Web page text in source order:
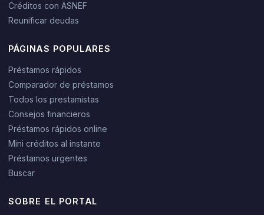
Créditos con ASNEF
Reunificar deudas
PÁGINAS POPULARES
Préstamos rápidos
Comparador de préstamos
Todos los prestamistas
Consejos financieros
Préstamos rápidos online
Mini créditos al instante
Préstamos urgentes
Buscar
SOBRE EL PORTAL